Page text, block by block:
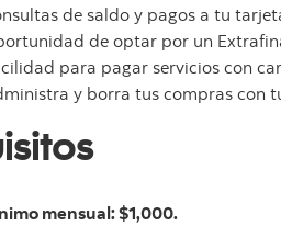
de saldo y pagos a tu
de optar por un
para pagar servicios con
y borra tus compras con
mensual: $1,000.